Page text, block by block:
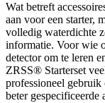
Wat betreft
aan voor een starter,
volledig waterdichte
informatie. Voor wie
detector om te leren
ZRSS® Starterset
professioneel gebruik
beter gespecificeerde